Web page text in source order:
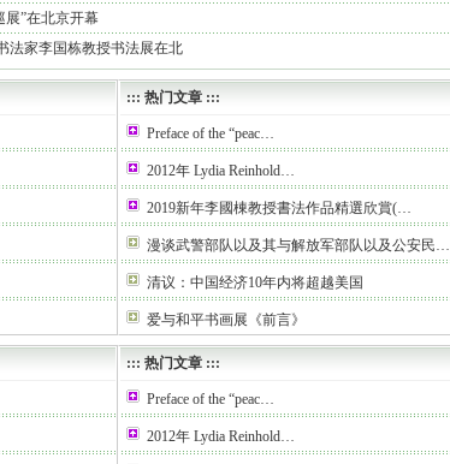
展”在北京开幕
法家李国栋教授书法展在北
::: 热门文章 :::
Preface of the “peac…
2012年 Lydia Reinhold…
2019新年李國棟教授書法作品精選欣賞(…
漫谈武警部队以及其与解放军部队以及公安民…
清议：中国经济10年内将超越美国
爱与和平书画展《前言》
::: 热门文章 :::
Preface of the “peac…
2012年 Lydia Reinhold…